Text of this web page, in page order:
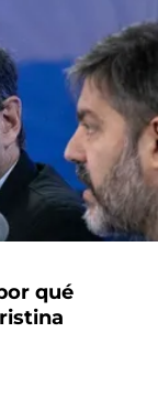
qué